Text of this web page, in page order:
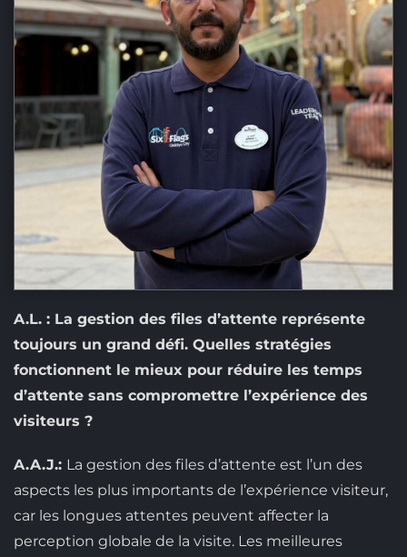
A.L. : La gestion des files d’attente représente
toujours un grand défi. Quelles stratégies
fonctionnent le mieux pour réduire les temps
d’attente sans compromettre l’expérience des
visiteurs ?
A.A.J.: La gestion des files d’attente est l’un des
aspects les plus importants de l’expérience visiteur,
car les longues attentes peuvent affecter la
perception globale de la visite. Les meilleures